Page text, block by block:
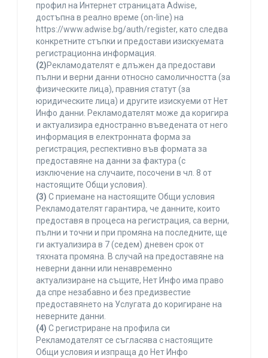
профил на Интернет страницата Adwise,
достъпна в реално време (on-line) на
https://www.adwise.bg/auth/register, като следва
конкретните стъпки и предостави изискуемата
регистрационна информация.
(2)Рекламодателят е длъжен да предостави
пълни и верни данни относно самоличността (за
физическите лица), правния статут (за
юридическите лица) и другите изискуеми от Нет
Инфо данни. Рекламодателят може да коригира
и актуализира едностранно въведената от него
информация в електронната форма за
регистрация, респективно във формата за
предоставяне на данни за фактура (с
изключение на случаите, посочени в чл. 8 от
настоящите Общи условия).
(3) С приемане на настоящите Общи условия
Рекламодателят гарантира, че данните, които
предоставя в процеса на регистрация, са верни,
пълни и точни и при промяна на последните, ще
ги актуализира в 7 (седем) дневен срок от
тяхната промяна. В случай на предоставяне на
неверни данни или ненавременно
актуализиране на същите, Нет Инфо има право
да спре незабавно и без предизвестие
предоставянето на Услугата до коригиране на
неверните данни.
(4) С регистриране на профила си
Рекламодателят се съгласява с настоящите
Общи условия и изпраща до Нет Инфо